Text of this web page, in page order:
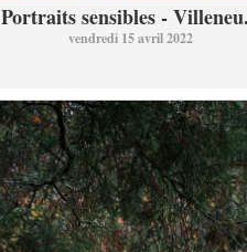
Portraits sensibles -
vendredi 15 avril 2022